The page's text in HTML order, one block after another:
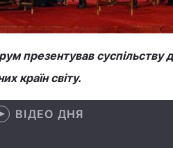
презентував суспільству
країн світу.
ВІДЕО ДНЯ